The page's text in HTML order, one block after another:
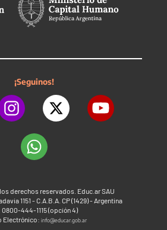
¡Seguinos!
derechos reservados. Educ.ar SAU
1151 - C.A.B.A. CP (1429) - Argentina
0800-444-1115 (opción 4)
Electrónico: info@educar.gob.ar